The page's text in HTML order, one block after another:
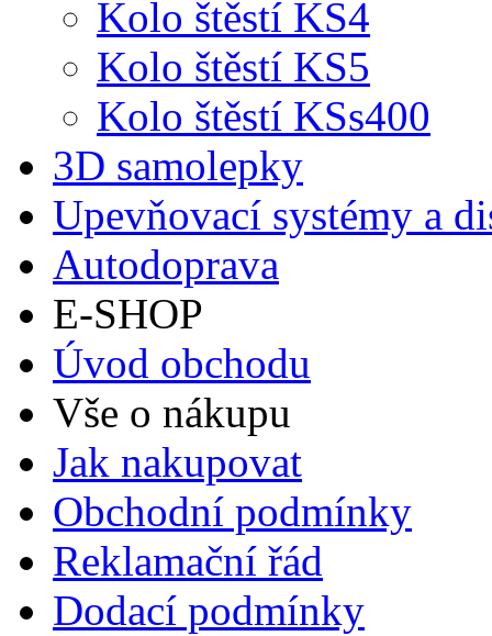
Kolo štěstí KS4
Kolo štěstí KS5
Kolo štěstí KSs400
3D samolepky
Upevňovací systémy a
Autodoprava
E-SHOP
Úvod obchodu
Vše o nákupu
Jak nakupovat
Obchodní podmínky
Reklamační řád
Dodací podmínky